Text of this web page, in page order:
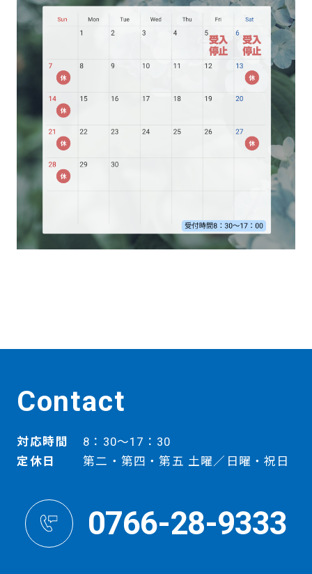
Contact
対応時間
8：30～17：30
定休日
第二・第四・第五 土曜／日曜・祝日
0766-28-9333